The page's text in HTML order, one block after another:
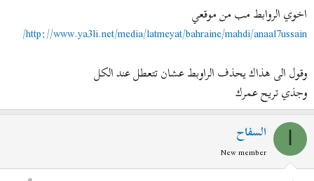
اخوي الروابط مب من موقعي
http://www.ya3li.net/media/latmeyat/bahraine/mahdi/anaal7ussain/
وقول الى هذاك يحذف الراوبط عشان تتعطل عند الكل
وجذي تريح عمرك
السفاح
New member